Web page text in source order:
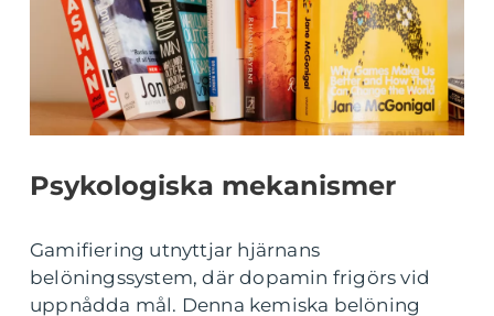
Psykologiska mekanismer
Gamifiering utnyttjar hjärnans
belöningssystem, där dopamin frigörs vid
uppnådda mål. Denna kemiska belöning